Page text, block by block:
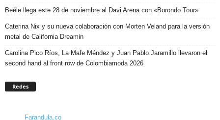
Beéle llega este 28 de noviembre al Davi Arena con «Borondo Tour»
Caterina Nix y su nueva colaboración con Morten Veland para la versión
metal de California Dreamin
Carolina Pico Ríos, La Mafe Méndez y Juan Pablo Jaramillo llevaron el
second hand al front row de Colombiamoda 2026
Redes
Farandula.co